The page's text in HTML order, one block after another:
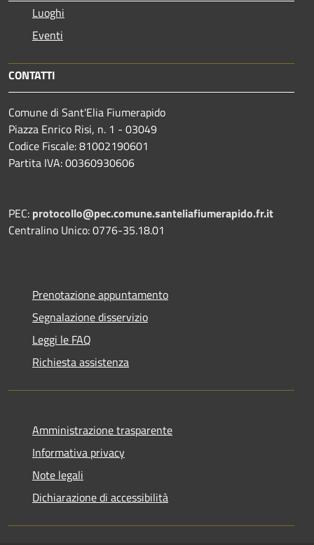
Luoghi
Eventi
CONTATTI
Comune di Sant'Elia Fiumerapido
Piazza Enrico Risi, n. 1 - 03049
Codice Fiscale: 81002190601
Partita IVA: 00360930606
PEC: protocollo@pec.comune.santeliafiumerapido.fr.it
Centralino Unico: 0776-35.18.01
Prenotazione appuntamento
Segnalazione disservizio
Leggi le FAQ
Richiesta assistenza
Amministrazione trasparente
Informativa privacy
Note legali
Dichiarazione di accessibilità